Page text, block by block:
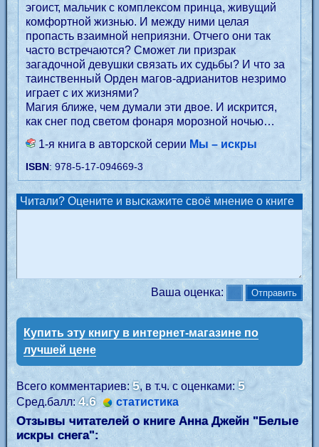
эгоист, мальчик с комплексом принца, живущий
комфортной жизнью. И между ними целая
пропасть взаимной неприязни. Отчего они так
часто встречаются? Сможет ли призрак
загадочной девушки связать их судьбы? И что за
таинственный Орден магов-адрианитов незримо
играет с их жизнями?
Магия ближе, чем думали эти двое. И искрится,
как снег под светом фонаря морозной ночью…
1-я книга в авторской серии Мы – искры
ISBN: 978-5-17-094669-3
Читали? Оцените и выскажите своё мнение о книге
Ваша оценка:
Купить эту книгу в интернет-магазине по
лучшей цене
Всего комментариев:5, в т.ч. с оценками: 5
Сред.балл:4.6 статистика
Отзывы читателей о книге Анна Джейн "Белые
искры снега":